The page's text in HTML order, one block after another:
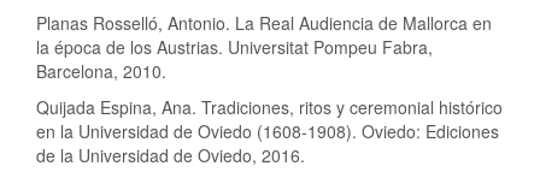
Planas Rosselló, Antonio. La Real Audiencia de Mallorca en
la época de los Austrias. Universitat Pompeu Fabra,
Barcelona, 2010.
Quijada Espina, Ana. Tradiciones, ritos y ceremonial histórico
en la Universidad de Oviedo (1608-1908). Oviedo: Ediciones
de la Universidad de Oviedo, 2016.